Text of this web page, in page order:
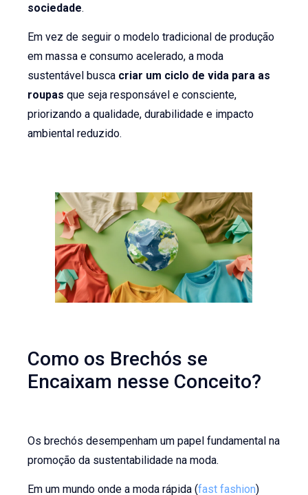
sociedade.
Em vez de seguir o modelo tradicional de produção
em massa e consumo acelerado, a moda
sustentável busca criar um ciclo de vida para as
roupas que seja responsável e consciente,
priorizando a qualidade, durabilidade e impacto
ambiental reduzido.
Como os Brechós se
Encaixam nesse Conceito?
Os brechós desempenham um papel fundamental na
promoção da sustentabilidade na moda.
Em um mundo onde a moda rápida (fast fashion)